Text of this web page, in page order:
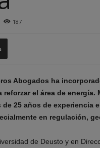
187
Abogados ha
reforzar el área de
de 25 años de experiencia
en regulación,
de Deusto y en